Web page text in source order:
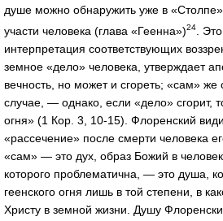
душе можно обнаружить уже в
участи человека (глава «Геенна»)24
.
интерпретация соответствующих
земное «дело» человека, утверждает
вечность, но может и сгореть; «сам»
случае, — однако, если «дело» сгорит,
огня» (1 Кор. 3, 10-15). Флоренский
«рассечение» после смерти человека
«сам» — это дух, образ Божий в
которого проблематична, — это душа,
геенского огня лишь в той степени, в
Христу в земной жизни. Душу